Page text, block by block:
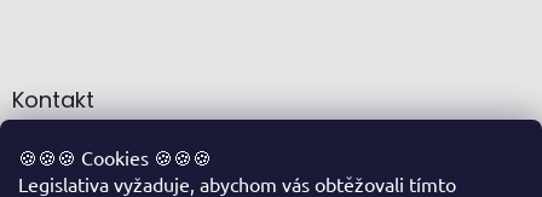
🍪🍪🍪 Cookies 🍪🍪🍪
Legislativa vyžaduje, abychom vás obtěžovali tímto
Kontakt
info @ oriskovapohotovost.cz
+420 774 711 877